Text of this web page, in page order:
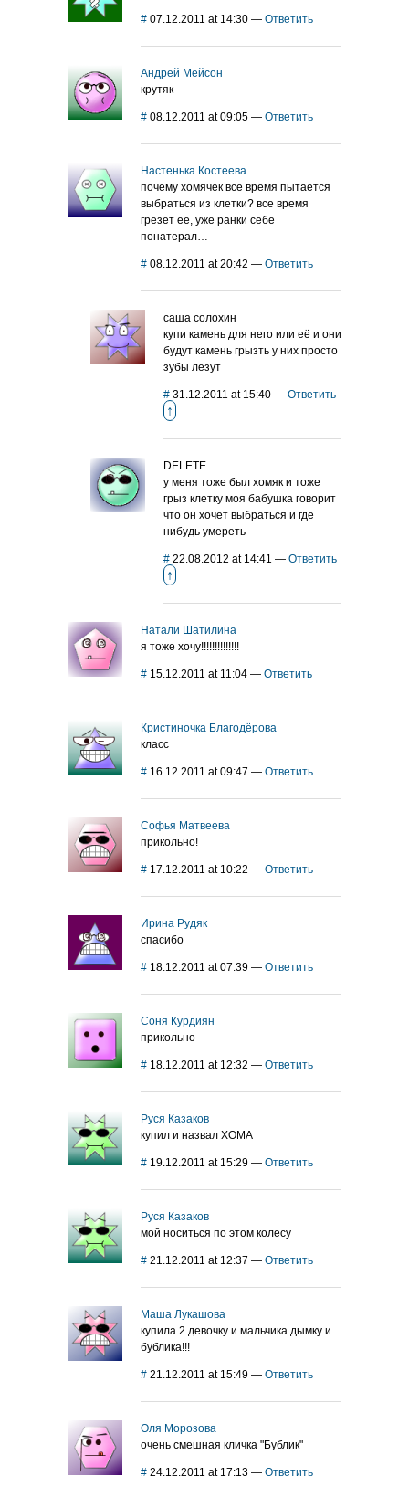
# 07.12.2011 at 14:30 — Ответить
Андрей Мейсон
крутяк
# 08.12.2011 at 09:05 — Ответить
Настенька Костеева
почему хомячек все время пытается
выбраться из клетки? все время
грезет ее, уже ранки себе
понатерал…
# 08.12.2011 at 20:42 — Ответить
саша солохин
купи камень для него или её и они
будут камень грызть у них просто
зубы лезут
# 31.12.2011 at 15:40 — Ответить
↑
DELETE
у меня тоже был хомяк и тоже
грыз клетку моя бабушка говорит
что он хочет выбраться и где
нибудь умереть
# 22.08.2012 at 14:41 — Ответить
↑
Натали Шатилина
я тоже хочу!!!!!!!!!!!!!!
# 15.12.2011 at 11:04 — Ответить
Кристиночка Благодёрова
класс
# 16.12.2011 at 09:47 — Ответить
Софья Матвеева
прикольно!
# 17.12.2011 at 10:22 — Ответить
Ирина Рудяк
спасибо
# 18.12.2011 at 07:39 — Ответить
Соня Курдиян
прикольно
# 18.12.2011 at 12:32 — Ответить
Руся Казаков
купил и назвал ХОМА
# 19.12.2011 at 15:29 — Ответить
Руся Казаков
мой носиться по этом колесу
# 21.12.2011 at 12:37 — Ответить
Маша Лукашова
купила 2 девочку и мальчика дымку и
бублика!!!
# 21.12.2011 at 15:49 — Ответить
Оля Морозова
очень смешная кличка "Бублик"
# 24.12.2011 at 17:13 — Ответить